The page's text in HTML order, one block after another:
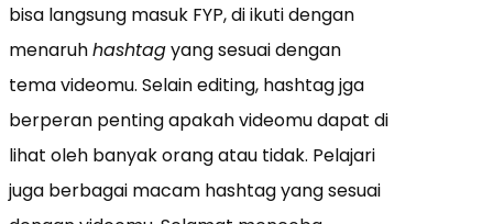
bisa langsung masuk FYP, di ikuti dengan
menaruhhashtagyang sesuai dengan
tema videomu. Selain editing, hashtag jga
berperan penting apakah videomu dapat di
lihat oleh banyak orang atau tidak. Pelajari
juga berbagai macam hashtag yang sesuai